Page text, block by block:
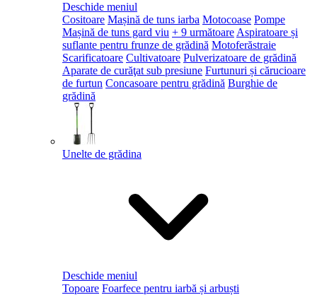
Deschide meniul
Cositoare Mașină de tuns iarba Motocoase Pompe
Mașină de tuns gard viu + 9 următoare Aspiratoare și
suflante pentru frunze de grădină Motoferăstraie
Scarificatoare Cultivatoare Pulverizatoare de grădină
Aparate de curăţat sub presiune Furtunuri și cărucioare
de furtun Concasoare pentru grădină Burghie de
grădină
Unelte de grădina
Deschide meniul
Topoare Foarfece pentru iarbă și arbuști